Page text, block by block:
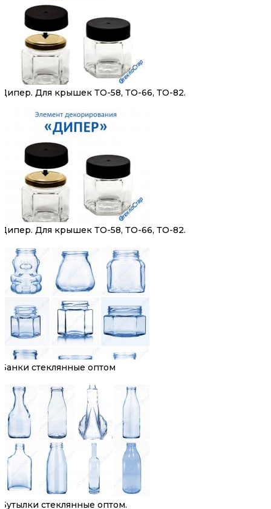
Дипер. Для крышек ТО-58, ТО-66, ТО-82.
Дипер. Для крышек ТО-58, ТО-66, ТО-82.
Банки стеклянные оптом
Бутылки стеклянные оптом.